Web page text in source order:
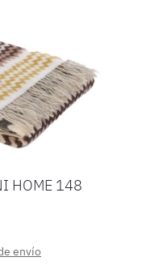
HOME 148
envío